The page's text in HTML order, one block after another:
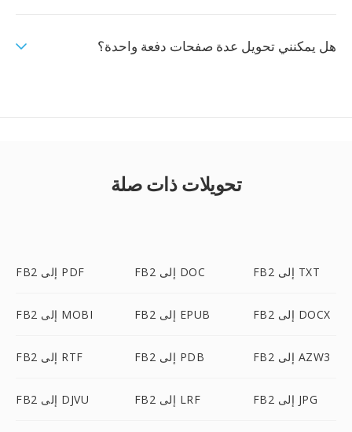
هل يمكنني تحويل عدة صفحات دفعة واحدة؟
تحويلات ذات صلة
FB2 إلى PDF FB2 إلى DOC FB2 إلى TXT
FB2 إلى MOBI FB2 إلى EPUB FB2 إلى DOCX
FB2 إلى RTF FB2 إلى PDB FB2 إلى AZW3
FB2 إلى DJVU FB2 إلى LRF FB2 إلى JPG